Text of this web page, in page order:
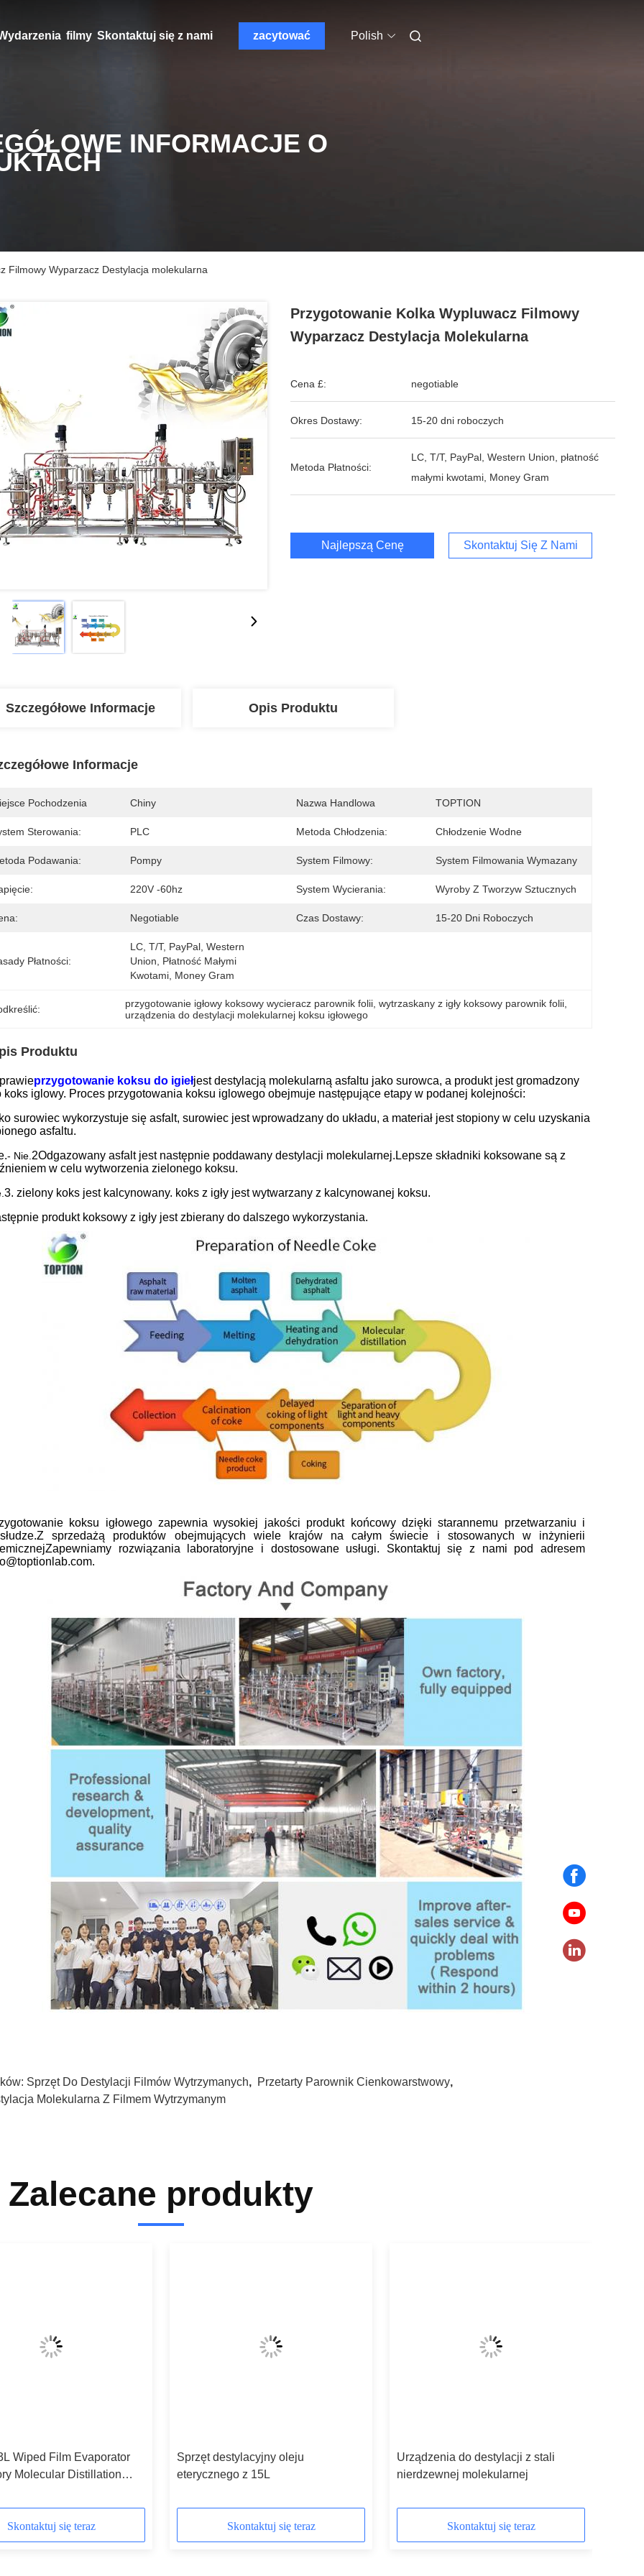
filmy Skontaktuj się z nami zacytować Polish
INFORMACJE O
Filmowy Wyparzacz Destylacja molekularna
Przygotowanie Kolka Wypluwacz Filmowy
Wyparzacz Destylacja Molekularna
Cena £: negotiable
Okres Dostawy: 15-20 dni roboczych
Metoda Płatności:
LC, T/T, PayPal, Western Union, płatność
małymi kwotami, Money Gram
Najlepszą Cenę Skontaktuj Się Z Nami
Szczegółowe Informacje Opis Produktu
Informacje
Pochodzenia Chiny Nazwa Handlowa TOPTION
Sterowania: PLC Metoda Chłodzenia: Chłodzenie Wodne
Podawania: Pompy System Filmowy: System Filmowania Wymazany
220V -60hz System Wycierania: Wyroby Z Tworzyw Sztucznych
Negotiable Czas Dostawy: 15-20 Dni Roboczych
Płatności:
LC, T/T, PayPal, Western
Union, Płatność Małymi
Kwotami, Money Gram
przygotowanie igłowy koksowy wycieracz parownik folii , wytrzaskany z igły koksowy parownik folii
urządzenia do destylacji molekularnej koksu igłowego
Produktu
przygotowanie koksu do igiełjest destylacją molekularną asfaltu jako surowca, a produkt jest gromadzony
koks iglowy. Proces przygotowania koksu iglowego obejmuje następujące etapy w podanej kolejności:
surowiec wykorzystuje się asfalt, surowiec jest wprowadzany do układu, a materiał jest stopiony w celu uzyskania
asfaltu.
- Nie. 2Odgazowany asfalt jest następnie poddawany destylacji molekularnej.Lepsze składniki koksowane są z
w celu wytworzenia zielonego koksu.
3. zielony koks jest kalcynowany. koks z igły jest wytwarzany z kalcynowanej koksu.
produkt koksowy z igły jest zbierany do dalszego wykorzystania.
koksu igłowego zapewnia wysokiej jakości produkt końcowy dzięki starannemu przetwarzaniu i
sprzedażą produktów obejmujących wiele krajów na całym świecie i stosowanych w inżynierii
rozwiązania laboratoryjne i dostosowane usługi. Skontaktuj się z nami pod adresem
Sprzęt Do Destylacji Filmów Wytrzymanych, Przetarty Parownik Cienkowarstwowy,
Molekularna Z Filmem Wytrzymanym
Zalecane produkty
Wiped Film Evaporator
Molecular Distillation
Skontaktuj się teraz
Sprzęt destylacyjny oleju
eterycznego z 15L
Skontaktuj się teraz
Urządzenia do destylacji z stali
nierdzewnej molekularnej
Skontaktuj się teraz